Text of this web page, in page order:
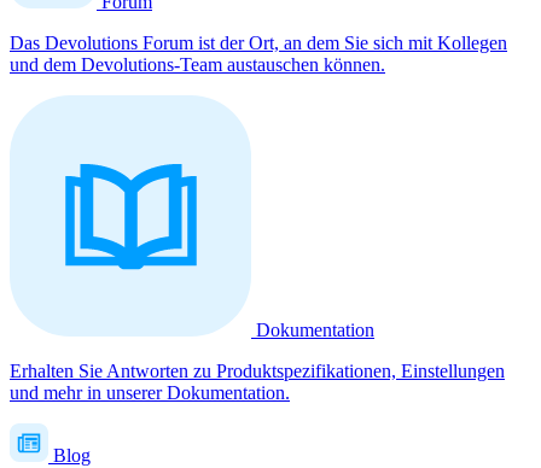
Das Devolutions Forum ist der Ort, an dem Sie sich mit Kollegen
und dem Devolutions-Team austauschen können.
Dokumentation
Erhalten Sie Antworten zu Produktspezifikationen, Einstellungen
und mehr in unserer Dokumentation.
Blog